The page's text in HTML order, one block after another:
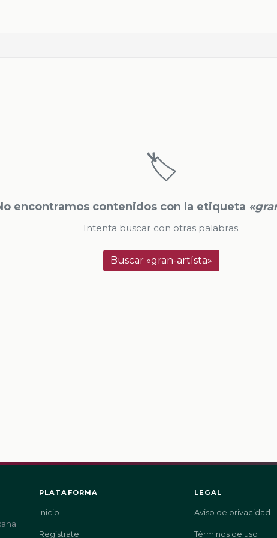
🏷️
encontramos contenidos con la etiqueta
Intenta buscar con otras palabras.
Buscar «gran-artísta»
PLATAFORMA
Inicio
Regístrate
LEGAL
Aviso de privacidad
Términos de uso